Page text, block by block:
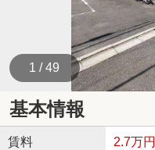
1 / 49
基本情報
賃料 2.7万円